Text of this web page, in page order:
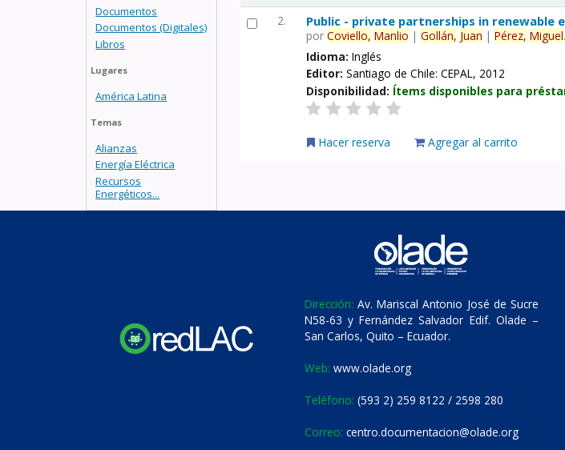
Documentos
Documentos (Digitales)
Libros
Lugares
América Latina
Temas
Alianzas
Energía Eléctrica
Recursos
Energéticos...
2. Public - private partnerships in renewable
porCoviello, Manlio |Gollán, Juan |Pérez, Miguel.
Idioma:Inglés
Editor:Santiago de Chile: CEPAL, 2012
Disponibilidad: Ítems disponibles para
Hacer reserva Agregar al carrito
Dirección: Av. Mariscal Antonio José de Sucre
N58-63 y Fernández Salvador Edif. Olade –
San Carlos, Quito – Ecuador.
Web: www.olade.org
Teléfono: (593 2) 259 8122 / 2598 280
Correo: centro.documentacion@olade.org